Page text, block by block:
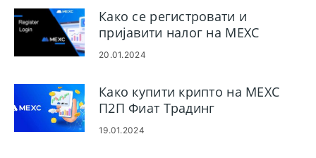
Како се регистровати и
пријавити налог на MEXC
20.01.2024
Како купити крипто на MEXC
П2П Фиат Традинг
19.01.2024